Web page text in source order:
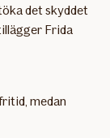
det skyddet
Frida
medan